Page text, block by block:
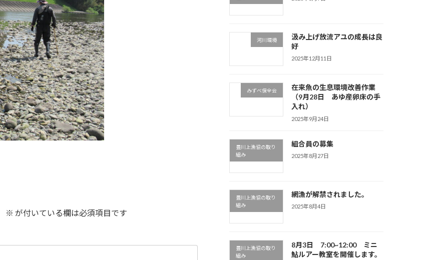
※ が付いている欄は必須項目です
河川環境
汲み上げ放流アユの成長は良
好
2025年12月11日
みずべ保全会
在来魚の生息環境改善作業
（9月28日 あゆ産卵床の手
入れ）
2025年9月24日
豊川上漁協の取り
組み
組合員の募集
2025年8月27日
豊川上漁協の取り
組み
網漁が解禁されました。
2025年8月4日
豊川上漁協の取り
組み
8月3日 7:00~12:00 ミニ
鮎ルアー教室を開催します。